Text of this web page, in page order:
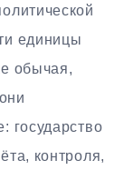
единицы
обычая,
государство
контроля,